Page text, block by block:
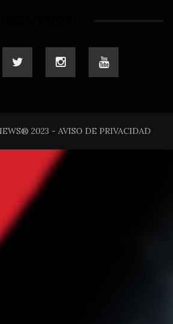
2023 - AVISO DE PRIVACIDAD